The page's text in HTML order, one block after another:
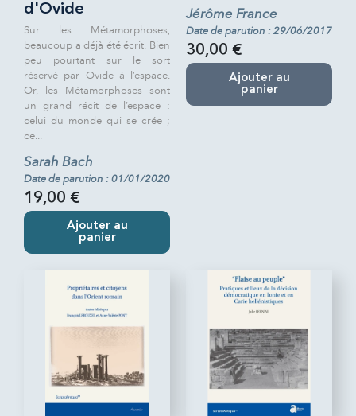
d'Ovide
Sur les Métamorphoses,
beaucoup a déjà été écrit. Bien
peu pourtant sur le sort
réservé par Ovide à l’espace.
Or, les Métamorphoses sont
un grand récit de l’espace :
celui du monde qui se crée ;
ce...
Sarah Bach
Date de parution : 01/01/2020
19,00 €
Ajouter au
panier
Jérôme France
Date de parution : 29/06/2017
30,00 €
Ajouter au
panier